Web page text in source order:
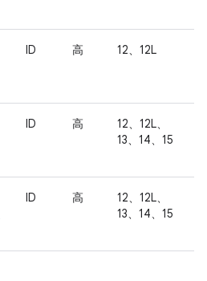
ID 高 12、12L
ID 高
12、12L、
13、14、15
ID 高
12、12L、
13、14、15